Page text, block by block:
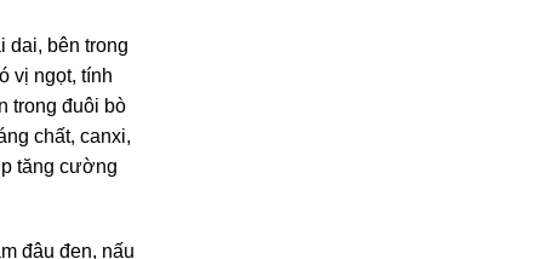
bên trong
vị ngọt, tính
trong đuôi bò
chất, canxi,
tăng cường
đậu đen, nấu